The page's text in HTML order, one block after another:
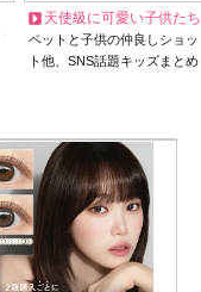
天使級に可愛い子供たち
ペットと子供の仲良しショッ
ト他、SNS話題キッズまとめ